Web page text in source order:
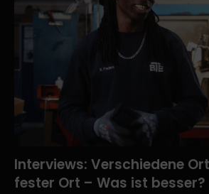
Interviews: Verschiedene
fester Ort – Was ist besser?